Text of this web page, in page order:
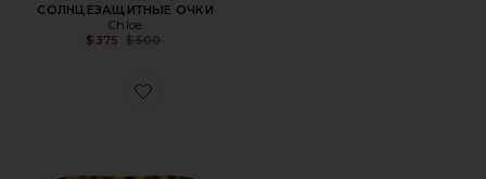
СОЛНЦЕЗАЩИТНЫЕ ОЧКИ
Chloe
$375
Previous price:
$500
Favorite СОЛНЦЕЗАЩИТНЫЕ ОЧКИ